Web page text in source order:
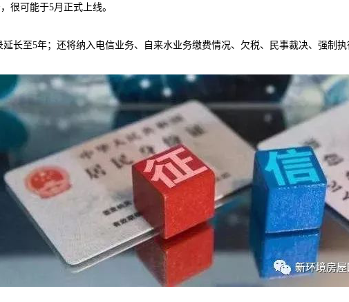
很可能于5月正式上线。
长至5年；还将纳入电信业务、自来水业务缴费情况、欠税、民事裁决、强制